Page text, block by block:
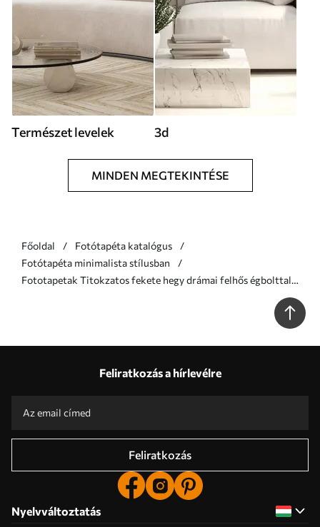
Természet levelek 3d
MINDEN MEGTEKINTÉSE
Főoldal
Fotótapéta katalógus
Fotótapéta minimalista stílusban
Fototapetak Titokzatos fekete hegy drámai felhős égbolttal
Feliratkozás a hírlevélre
Feliratkozás
Nyelvváltoztatás